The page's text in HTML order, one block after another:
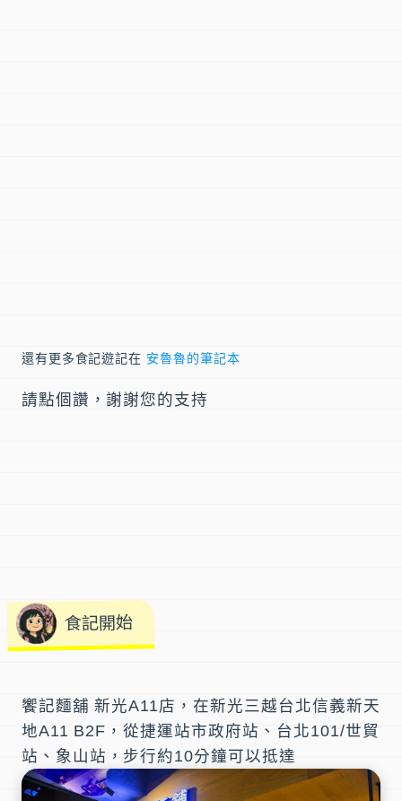
還有更多食記遊記在 安魯魯的筆記本
請點個讚，謝謝您的支持
食記開始
饗記麵舖 新光A11店 ，在新光三越台北信義新天
地A11 B2F，從捷運站市政府站 、 台北101/世貿
站 、 象山站 ，步行約10分鐘可以抵達